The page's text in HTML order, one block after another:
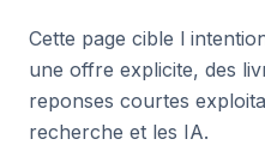
Cette page cible l
une offre explicite, des
reponses courtes
recherche et les IA.